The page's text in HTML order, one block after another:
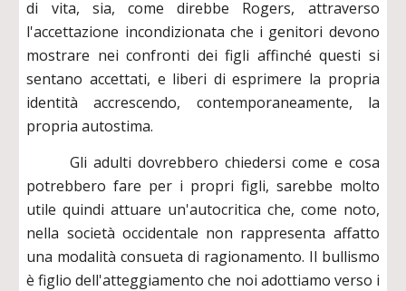
di vita, sia, come direbbe Rogers, attraverso
l'accettazione incondizionata che i genitori devono
mostrare nei confronti dei figli affinché questi si
sentano accettati, e liberi di esprimere la propria
identità accrescendo, contemporaneamente, la
propria autostima.
Gli adulti dovrebbero chiedersi come e cosa
potrebbero fare per i propri figli, sarebbe molto
utile quindi attuare un'autocritica che, come noto,
nella società occidentale non rappresenta affatto
una modalità consueta di ragionamento. Il bullismo
è figlio dell'atteggiamento che noi adottiamo verso i